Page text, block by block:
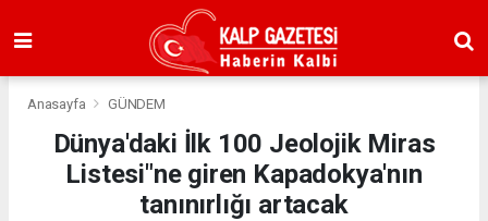
Anasayfa GÜNDEM
Dünya'daki İlk 100 Jeolojik Miras
Listesi"ne giren Kapadokya'nın
tanınırlığı artacak